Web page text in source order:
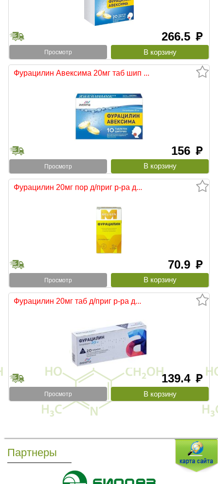
266.5 руб
Просмотр
Фурацилин Авексима 20мг таб шип ...
156 руб
Просмотр
Фурацилин 20мг пор д/приг р-ра д...
70.9 руб
Просмотр
Фурацилин 20мг таб д/приг р-ра д...
139.4 руб
Просмотр
Партнеры